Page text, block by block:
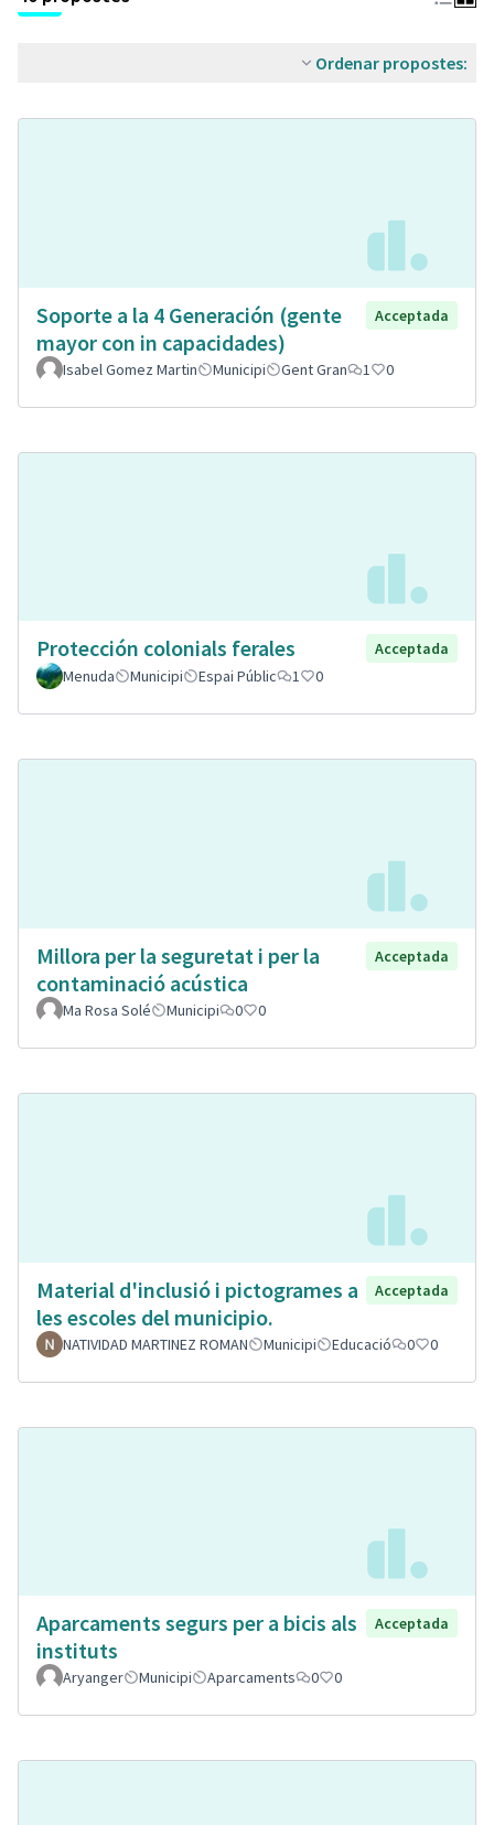
Ordenar propostes:
Soporte a la 4 Generación (gente
mayor con in capacidades)
Acceptada
Isabel Gomez Martin Municipi Gent Gran 1 0
Protección colonials ferales
Acceptada
Menuda
Municipi Espai Públic 1 0
Millora per la seguretat i per la
contaminació acústica
Acceptada
Ma Rosa Solé Municipi 0 0
Material d'inclusió i pictogrames a
les escoles del municipio.
Acceptada
NATIVIDAD MARTINEZ ROMAN Municipi Educació 0 0
Aparcaments segurs per a bicis als
instituts
Acceptada
Aryanger Municipi Aparcaments 0 0